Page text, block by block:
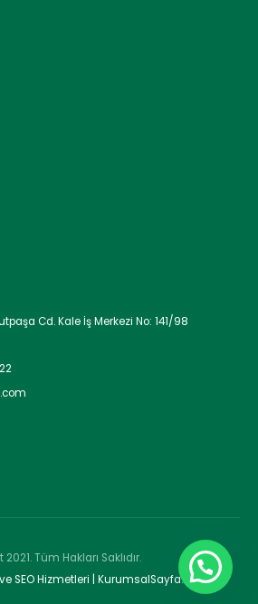
Cd. Kale İş Merkezi No: 141/98
Tüm Hakları Saklıdır.
SEO Hizmetleri | KurumsalSayfa.com